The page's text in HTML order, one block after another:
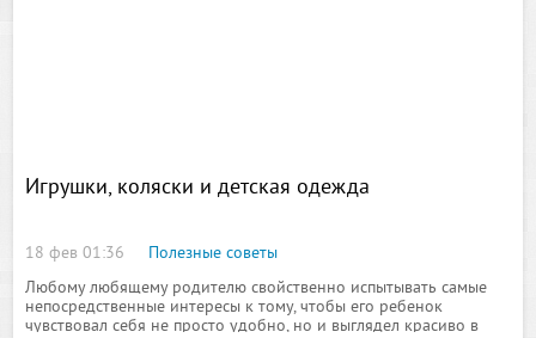
Игрушки, коляски и детская одежда
18 фев 01:36
Полезные советы
Любому любящему родителю свойственно испытывать самые
непосредственные интересы к тому, чтобы его ребенок
чувствовал себя не просто удобно, но и выглядел красиво в